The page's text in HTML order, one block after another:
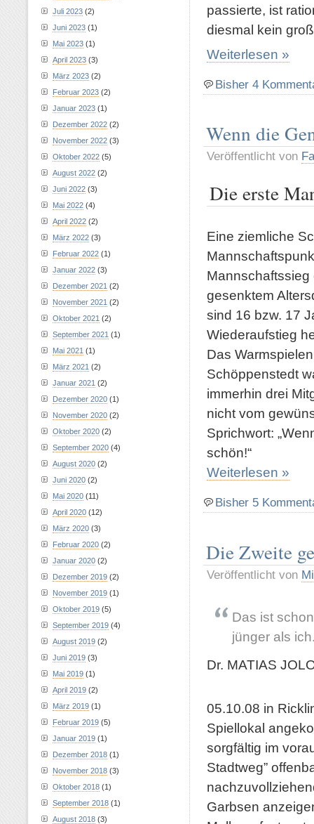
passierte, ist
diesmal kein
Weiterlesen »
Bisher 4
Wenn die
Veröffentlicht von
Die erste
Eine ziemliche
gesenktem
sind 16 bzw. 17
Wiederaufstieg
Das
Schöppenstedt
immerhin drei
nicht vom
Sprichwort:
schön!“
Weiterlesen »
Bisher 5
Die Zweite
Veröffentlicht von
Das ist
jünger als
Dr. MATIAS
05.10.08 in
Spiellokal
sorgfältig im
Stadtweg”
Garbsen
Juli 2023 (2)
Juni 2023 (1)
Mai 2023 (1)
April 2023 (3)
März 2023 (2)
Februar 2023 (2)
Januar 2023 (1)
Dezember 2022 (2)
November 2022 (3)
Oktober 2022 (5)
August 2022 (2)
Juni 2022 (3)
Mai 2022 (4)
April 2022 (2)
März 2022 (3)
Februar 2022 (1)
Januar 2022 (3)
Dezember 2021 (2)
November 2021 (2)
Oktober 2021 (2)
September 2021 (1)
Mai 2021 (1)
März 2021 (2)
Januar 2021 (2)
Dezember 2020 (1)
November 2020 (2)
Oktober 2020 (2)
September 2020 (4)
August 2020 (2)
Juni 2020 (2)
Mai 2020 (11)
April 2020 (12)
März 2020 (3)
Februar 2020 (2)
Januar 2020 (2)
Dezember 2019 (2)
November 2019 (1)
Oktober 2019 (5)
September 2019 (4)
August 2019 (2)
Juni 2019 (3)
Mai 2019 (1)
April 2019 (2)
März 2019 (1)
Februar 2019 (5)
Januar 2019 (1)
Dezember 2018 (1)
November 2018 (3)
Oktober 2018 (1)
September 2018 (1)
August 2018 (3)